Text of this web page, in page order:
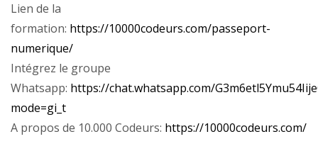
Lien de la
formation: https://10000codeurs.com/passeport-
numerique/
Intégrez le groupe
Whatsapp: https://chat.whatsapp.com/
mode=gi_t
A propos de 10.000 Codeurs: https://10000codeurs.com/